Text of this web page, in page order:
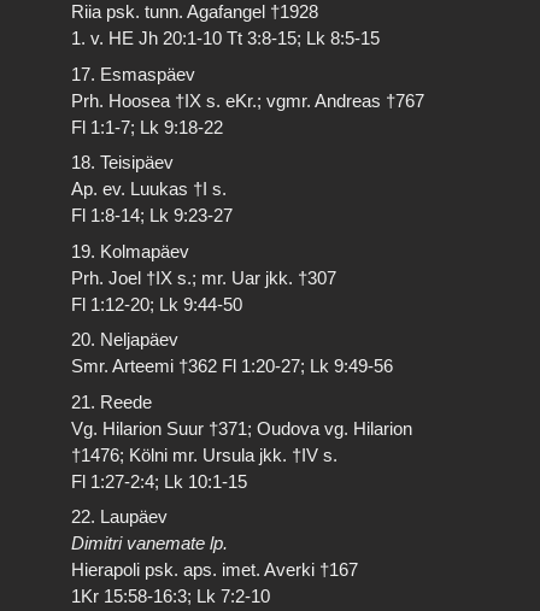
Riia psk. tunn. Agafangel †1928
1. v. HE Jh 20:1-10 Tt 3:8-15; Lk 8:5-15
17. Esmaspäev
Prh. Hoosea †IX s. eKr.; vgmr. Andreas †767
Fl 1:1-7; Lk 9:18-22
18. Teisipäev
Ap. ev. Luukas †I s.
Fl 1:8-14; Lk 9:23-27
19. Kolmapäev
Prh. Joel †IX s.; mr. Uar jkk. †307
Fl 1:12-20; Lk 9:44-50
20. Neljapäev
Smr. Arteemi †362 Fl 1:20-27; Lk 9:49-56
21. Reede
Vg. Hilarion Suur †371; Oudova vg. Hilarion
†1476; Kölni mr. Ursula jkk. †IV s.
Fl 1:27-2:4; Lk 10:1-15
22. Laupäev
Dimitri vanemate lp.
Hierapoli psk. aps. imet. Averki †167
1Kr 15:58-16:3; Lk 7:2-10